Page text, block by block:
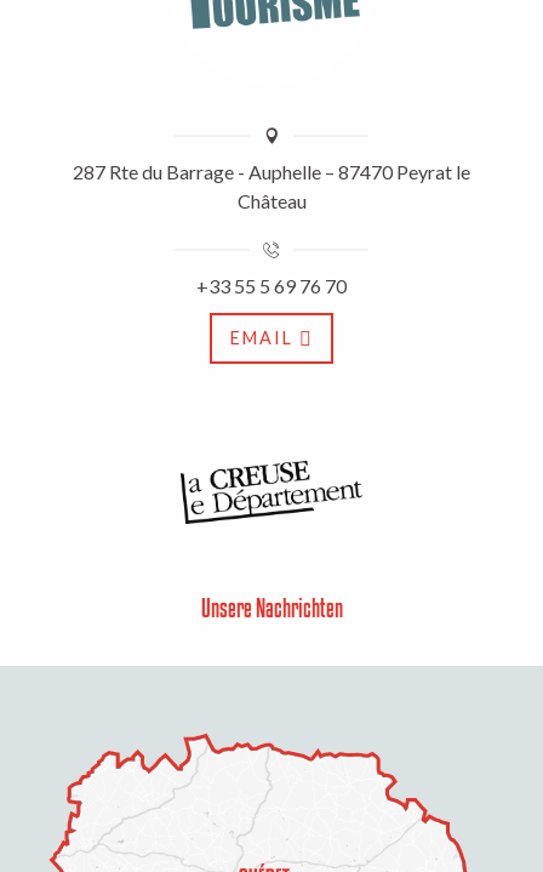
287 Rte du Barrage - Auphelle – 87470 Peyrat le
Château
+33 55 5 69 76 70
EMAIL
Unsere Nachrichten